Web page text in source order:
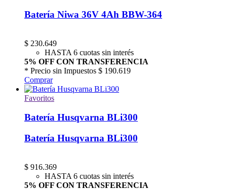
Batería Niwa 36V 4Ah BBW-364
$ 230.649
HASTA 6 cuotas sin interés
5% OFF CON TRANSFERENCIA
* Precio sin Impuestos $ 190.619
Comprar
Favoritos
Batería Husqvarna BLi300
Batería Husqvarna BLi300
$ 916.369
HASTA 6 cuotas sin interés
5% OFF CON TRANSFERENCIA